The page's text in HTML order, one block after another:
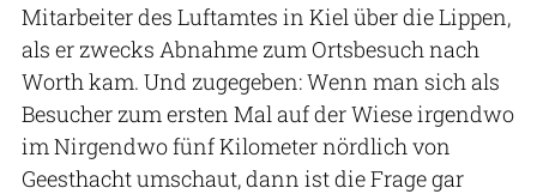
Mitarbeiter des Luftamtes in Kiel über die Lippen,
als er zwecks Abnahme zum Ortsbesuch nach
Worth kam. Und zugegeben: Wenn man sich als
Besucher zum ersten Mal auf der Wiese irgendwo
im Nirgendwo fünf Kilometer nördlich von
Geesthacht umschaut, dann ist die Frage gar